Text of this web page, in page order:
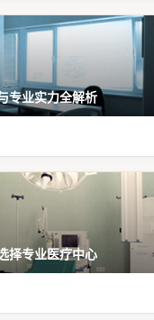
专业实力全解析
择专业医疗中心